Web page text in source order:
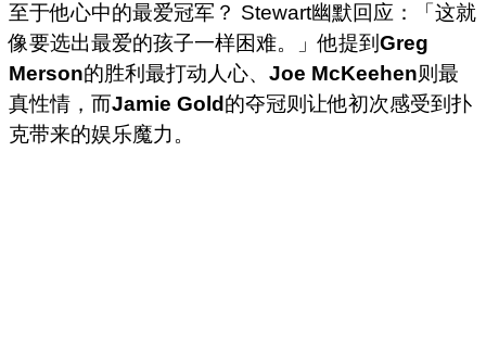
至于他心中的最爱冠军？ Stewart幽默回应：「这就
像要选出最爱的孩子一样困难。」他提到 Greg
Merson的胜利最打动人心、 Joe McKeehen则最
真性情，而Jamie Gold 的夺冠则让他初次感受到扑
克带来的娱乐魔力。